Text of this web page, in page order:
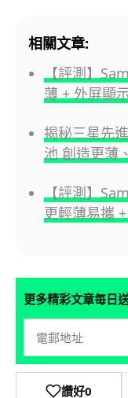
相關文章:
【評測】
薄 + 外屏顯
揭秘三星先
池 創造更薄
【評測】
更輕薄易攜
更多精彩文章每日
讚好0